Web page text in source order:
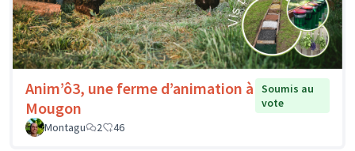
Anim’ô3, une ferme d’animation à
Mougon
Soumis au
vote
Montagu
2 46